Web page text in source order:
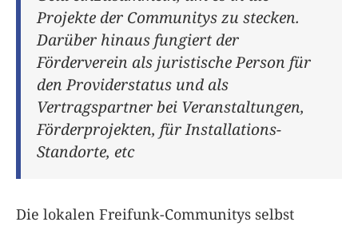
Projekte der Communitys zu stecken.
Darüber hinaus fungiert der
Förderverein als juristische Person für
den Providerstatus und als
Vertragspartner bei Veranstaltungen,
Förderprojekten, für Installations-
Standorte, etc
Die lokalen Freifunk-Communitys selbst